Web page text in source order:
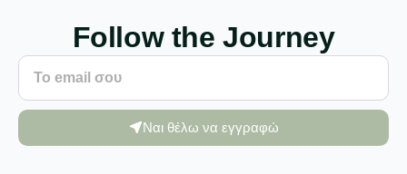
Follow the Journey
Ναι θέλω να εγγραφώ